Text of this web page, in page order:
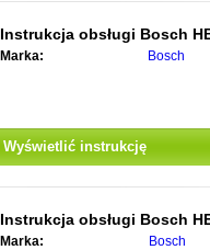
Instrukcja obsługi Bosch
Marka: Bosch
Wyświetlić instrukcję
Instrukcja obsługi Bosch
Marka: Bosch